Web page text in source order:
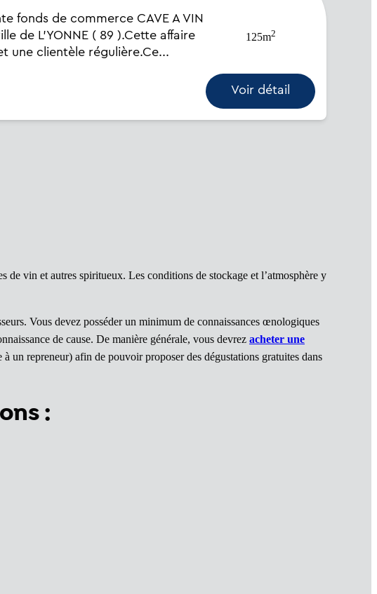
fonds de commerce CAVE A VIN
de L'YONNE ( 89 ).Cette affaire
une clientèle régulière.Ce...
125m2
Voir détail
de vin et autres spiritueux. Les conditions de stockage et l’atmosphère y
Vous devez posséder un minimum de connaissances œnologiques
de cause. De manière générale, vous devrez acheter une
un repreneur) afin de pouvoir proposer des dégustations gratuites dans
: